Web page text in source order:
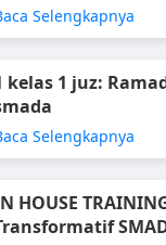
Selengkapnya
kelas 1 juz:
Selengkapnya
HOUSE